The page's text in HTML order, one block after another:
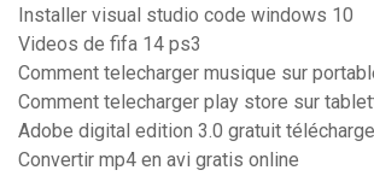
Installer visual studio code windows 10
Videos de fifa 14 ps3
Comment telecharger musique sur
Comment telecharger play store sur
Adobe digital edition 3.0 gratuit
Convertir mp4 en avi gratis online